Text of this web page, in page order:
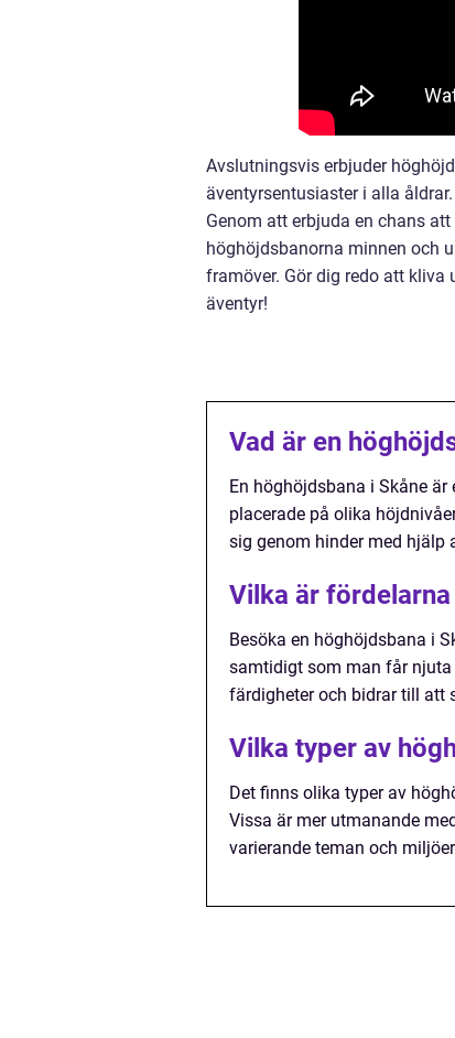
Avslutningsvis erbjuder
äventyrsentusiaster i alla
Genom att erbjuda en chans
höghöjdsbanorna minnen och
framöver. Gör dig redo att
äventyr!
Vad är en
En höghöjdsbana i Skåne
placerade på olika
sig genom hinder med hjälp
Vilka är
Besöka en höghöjdsbana i
samtidigt som man får
färdigheter och bidrar till att
Vilka typer av
Det finns olika typer av
Vissa är mer utmanande
varierande teman och